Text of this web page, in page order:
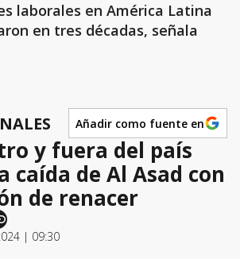
laborales en América Latina
en tres décadas, señala
Añadir como fuente en
y fuera del país
caída de Al Asad con
de renacer
| 09:30